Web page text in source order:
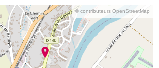
© contributeurs OpenStreetMap